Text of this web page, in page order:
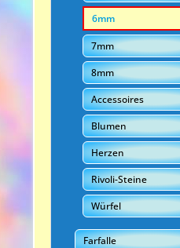
6mm
7mm
8mm
Accessoires
Blumen
Herzen
Rivoli-Steine
Würfel
Farfalle